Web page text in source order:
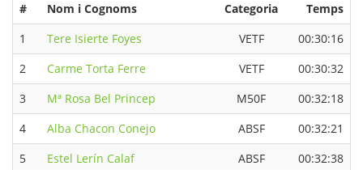
# Nom i Cognoms Categoria
Temps
1
Tere Isierte Foyes VETF
00:30:16
2
Carme Torta Ferre VETF
00:30:32
3
Mª Rosa Bel Princep M50F
00:32:18
4
Alba Chacon Conejo ABSF
00:32:21
5
Estel Lerín Calaf ABSF
00:32:38